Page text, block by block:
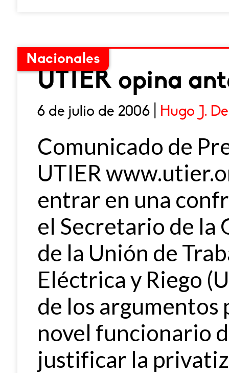
Nacionales
UTIER opina
6 de julio de 2006 | Hugo J.
Comunicado de
UTIER
entrar en una
el Secretario de la
de la Unión de
Eléctrica y Riego
de los argumentos
novel funcionario
justificar la